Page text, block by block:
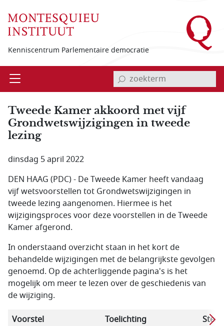
Kenniscentrum Parlementaire democratie
Open invoerveld zoekterm
Tweede Kamer akkoord met vijf
Grondwetswijzigingen in tweede
lezing
dinsdag 5 april 2022
DEN HAAG (PDC) - De Tweede Kamer heeft vandaag
vijf wetsvoorstellen tot Grondwetswijzigingen in
tweede lezing aangenomen. Hiermee is het
wijzigingsproces voor deze voorstellen in de Tweede
Kamer afgerond.
In onderstaand overzicht staan in het kort de
behandelde wijzigingen met de belangrijkste gevolgen
genoemd. Op de achterliggende pagina's is het
mogelijk om meer te lezen over de geschiedenis van
de wijziging.
Voorstel
Toelichting